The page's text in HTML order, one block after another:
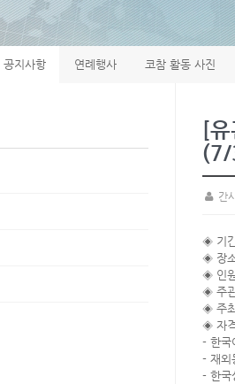
공지사항 연례행사 코참 활동 사진
[
(7/
간
◈ 기
◈ 장
◈ 인
◈ 주
◈ 주
◈ 자
- 한국
- 재외
- 한국